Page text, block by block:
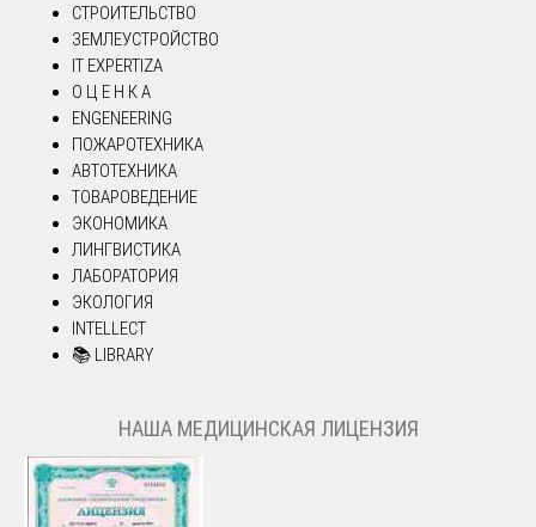
СТРОИТЕЛЬСТВО
ЗЕМЛЕУСТРОЙСТВО
IT EXPERTIZA
О Ц Е Н К А
ENGENEERING
ПОЖАРОТЕХНИКА
АВТОТЕХНИКА
ТОВАРОВЕДЕНИЕ
ЭКОНОМИКА
ЛИНГВИСТИКА
ЛАБОРАТОРИЯ
ЭКОЛОГИЯ
INTELLECT
📚 LIBRARY
НАША МЕДИЦИНСКАЯ ЛИЦЕНЗИЯ